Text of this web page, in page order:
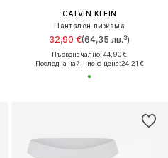
CALVIN KLEIN
Панталон пижама
32,90 €(64,35 лв.³)
Първоначално: 44,90 €
Последна най-ниска цена:24,21 €